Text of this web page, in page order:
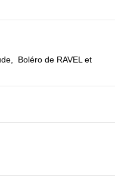
Boléro de RAVEL et